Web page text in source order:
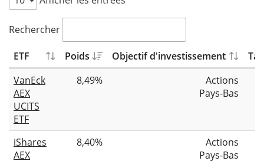
Rechercher
ETF Poids Objectif d'investissement
VanEck
AEX
UCITS
ETF
8,49%
Actions
Pays-Bas
iShares
AEX
8,40%
Actions
Pays-Bas